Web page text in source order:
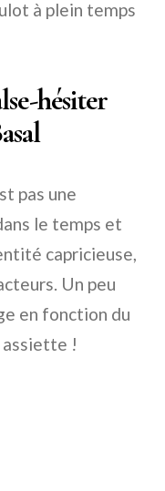
à plein temps
hésiter
pas une
le temps et
capricieuse,
Un peu
en fonction du
!